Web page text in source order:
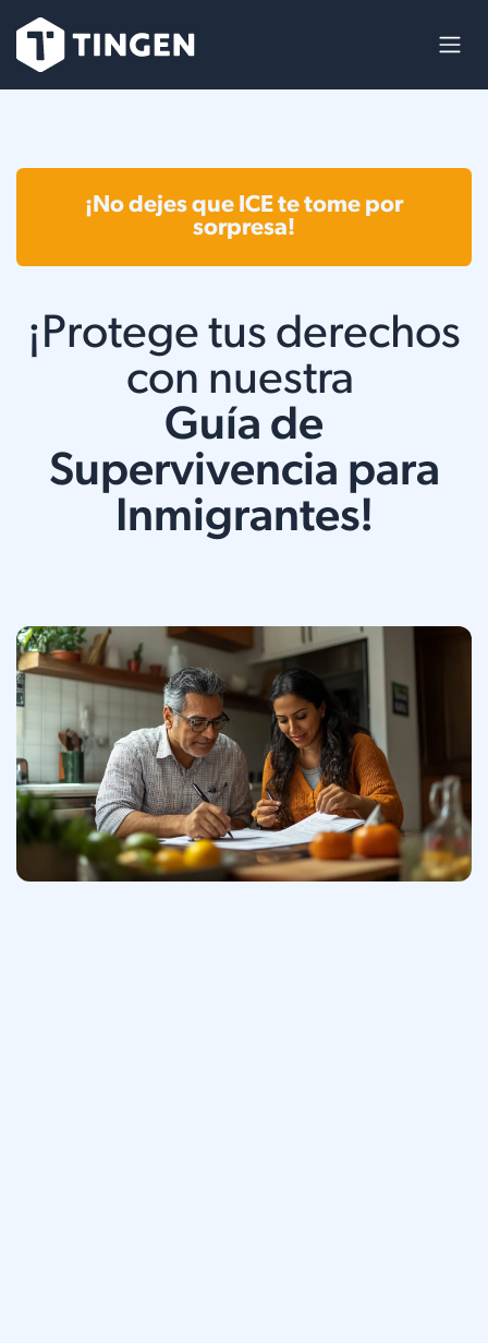
¡No dejes que ICE te tome por
sorpresa!
¡Protege tus derechos
con nuestra
Guía de
Supervivencia para
Inmigrantes!